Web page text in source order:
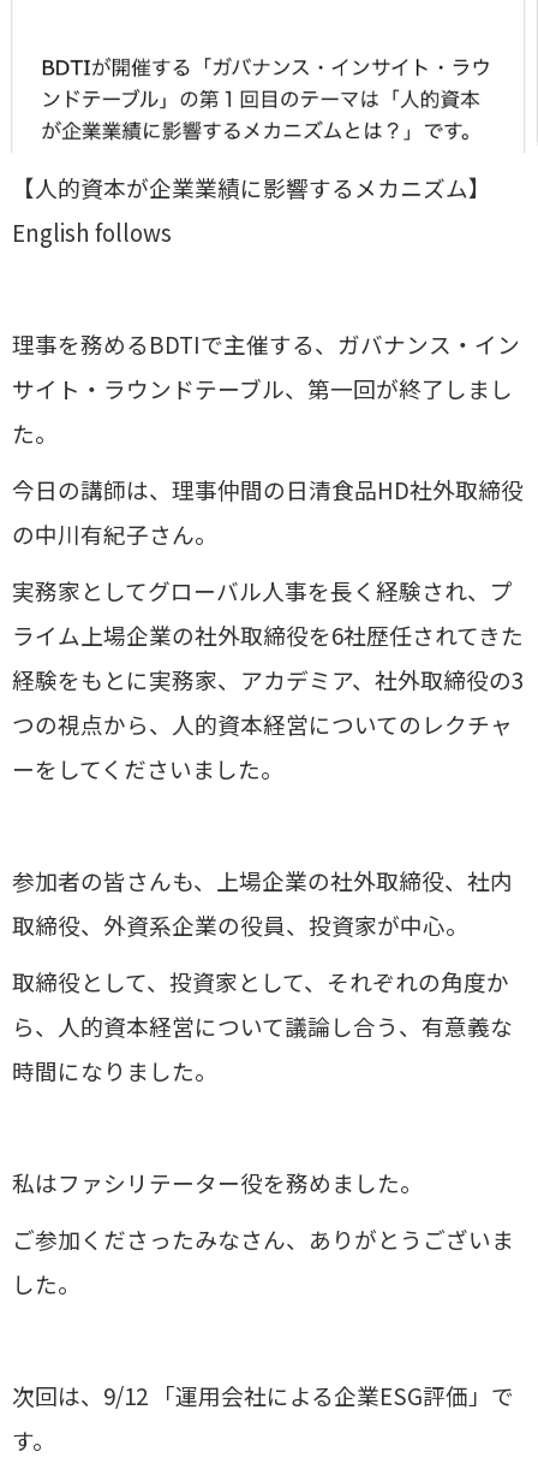
【人的資本が企業業績に影響するメカニズム】
English follows
理事を務めるBDTIで主催する、ガバナンス・イン
サイト・ラウンドテーブル、第一回が終了しまし
た。
今日の講師は、理事仲間の日清食品HD社外取締役
の中川有紀子さん。
実務家としてグローバル人事を長く経験され、プ
ライム上場企業の社外取締役を6社歴任されてきた
経験をもとに実務家、アカデミア、社外取締役の3
つの視点から、人的資本経営についてのレクチャ
ーをしてくださいました。
参加者の皆さんも、上場企業の社外取締役、社内
取締役、外資系企業の役員、投資家が中心。
取締役として、投資家として、それぞれの角度か
ら、人的資本経営について議論し合う、有意義な
時間になりました。
私はファシリテーター役を務めました。
ご参加くださったみなさん、ありがとうございま
した。
次回は、9/12 「運用会社による企業ESG評価」で
す。